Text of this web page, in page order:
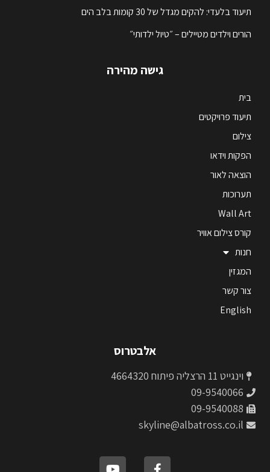
תיעוד בלעדי: להקים מגדל של 30 קומות בלב הים
הורים וילדים מטיילים – ״טיול ילדותי״
גישה מהירה
בית
תיעוד פרויקטים
צילום
הפקות וידאו
הוצאה לאור
תערוכות
Wall Art
קורס צילום אוויר
חנות
המגזין
צור קשר
English
אלבטרוס
וינגייט 11 הרצליה פיתוח 4664320
09-9540066
09-9540088
skyline@albatross.co.il